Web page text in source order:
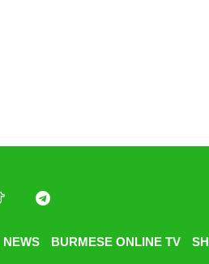
NEWS BURMESE ONLINE TV